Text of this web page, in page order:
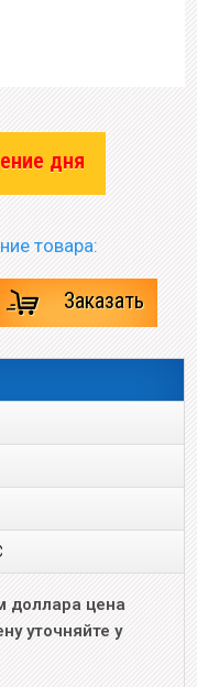
дня
товара:
Заказать
доллара цена
уточняйте у